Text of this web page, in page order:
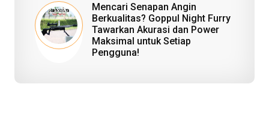
Mencari Senapan Angin
Berkualitas? Goppul Night Furry
Tawarkan Akurasi dan Power
Maksimal untuk Setiap
Pengguna!